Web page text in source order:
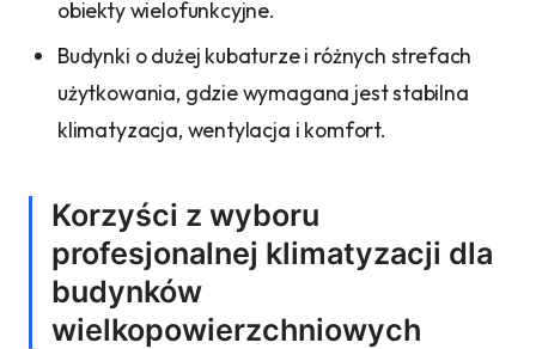
obiekty wielofunkcyjne.
Budynki o dużej kubaturze i różnych strefach
użytkowania, gdzie wymagana jest stabilna
klimatyzacja, wentylacja i komfort.
Korzyści z wyboru
profesjonalnej klimatyzacji dla
budynków
wielkopowierzchniowych